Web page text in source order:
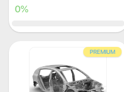
0%
PREMIUM